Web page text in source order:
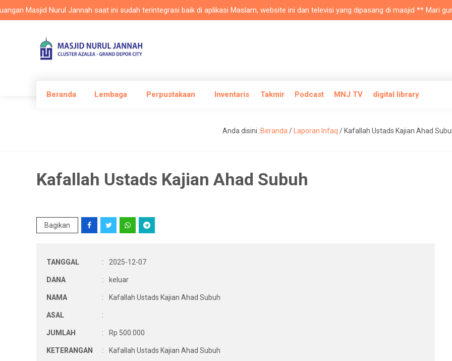
Masjid Nurul Jannah saat ini sudah terintegrasi baik di aplikasi Maslam, website ini dan televisi yang dipasang di masjid ** Mari
Beranda Lembaga Perpustakaan Inventaris Takmir Podcast MNJ TV digital library
Anda disini :Beranda / Laporan Infaq / Kafallah Ustads Kajian Ahad
Kafallah Ustads Kajian Ahad Subuh
Bagikan
TANGGAL : 2025-12-07
DANA : keluar
NAMA : Kafallah Ustads Kajian Ahad Subuh
ASAL :
JUMLAH : Rp 500.000
KETERANGAN : Kafallah Ustads Kajian Ahad Subuh